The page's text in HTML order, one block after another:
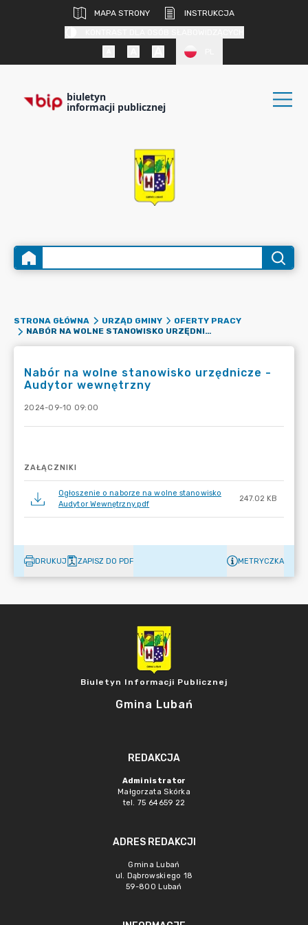
MAPA STRONY
INSTRUKCJA
biuletyn
informacji publicznej
STRONA GŁÓWNA URZĄD GMINY
OFERTY PRACY
NABÓR NA WOLNE STANOWISKO URZĘDNICZE - AUDYTOR WEWNĘTRZNY
Nabór na wolne stanowisko urzędnicze -
Audytor wewnętrzny
2024-09-10 09:00
ZAŁĄCZNIKI
Ogłoszenie o naborze na wolne stanowisko
Audytor Wewnętrzny.pdf
247.02 KB
DRUKUJ ZAPISZ DO PDF METRYCZKA
Biuletyn Informacji Publicznej
Gmina Lubań
REDAKCJA
Administrator
Małgorzata Skórka
tel. 75 64659 22
ADRES REDAKCJI
Gmina Lubań
ul. Dąbrowskiego 18
59-800 Lubań